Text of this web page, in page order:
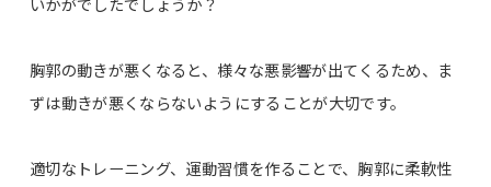
胸郭の動きが悪くなると、様々な悪影響が出てくるため、ま
ずは動きが悪くならないようにすることが大切です。
適切なトレーニング、運動習慣を作ることで、胸郭に柔軟性